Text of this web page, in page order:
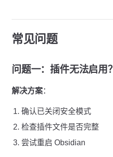
常见问题
问题一：插件无法启用？
解决方案：
确认已关闭安全模式
检查插件文件是否完整
尝试重启 Obsidian